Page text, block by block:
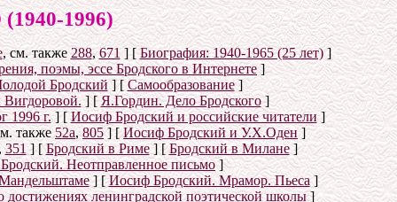
1996)
, см. также288,671] [Биография: 1940-1965 (25 лет)]
поэмы, эссе Бродского в Интернете]
Бродский] [ Самообразование]
] [Я.Гордин. Дело Бродского]
1996 г.] [Иосиф Бродский и российские читатели]
также52а,805] [Иосиф Бродский и У.Х.Оден ]
351] [Бродский в Риме] [Бродский в Милане]
Неотправленное письмо]
] [Иосиф Бродский. Мрамор. Пьеса]
ленинградской поэтической школы]